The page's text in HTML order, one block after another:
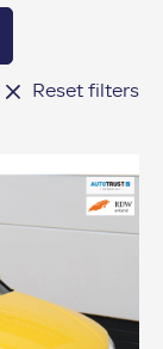
Reset filters